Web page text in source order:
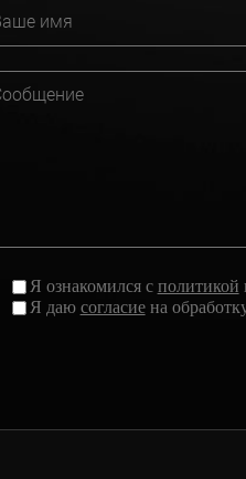
Я ознакомился с политикой
Я даю согласиена